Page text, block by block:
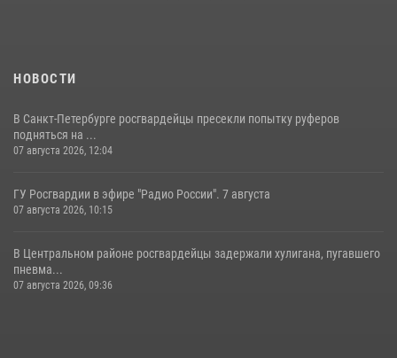
НОВОСТИ
В Санкт-Петербурге росгвардейцы пресекли попытку руферов
подняться на ...
07 августа 2026, 12:04
ГУ Росгвардии в эфире "Радио России". 7 августа
07 августа 2026, 10:15
В Центральном районе росгвардейцы задержали хулигана, пугавшего
пневма...
07 августа 2026, 09:36